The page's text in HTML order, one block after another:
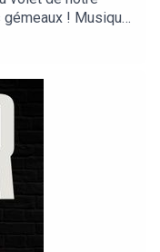
! Musique,
nous des likes et
sur instagram